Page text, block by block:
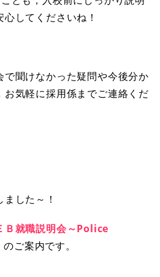
してくださいね！
聞けなかった疑問や今後分か
お気軽に採用係までご連絡くだ
した～！
Ｂ就職説明会～Police
のご案内です。